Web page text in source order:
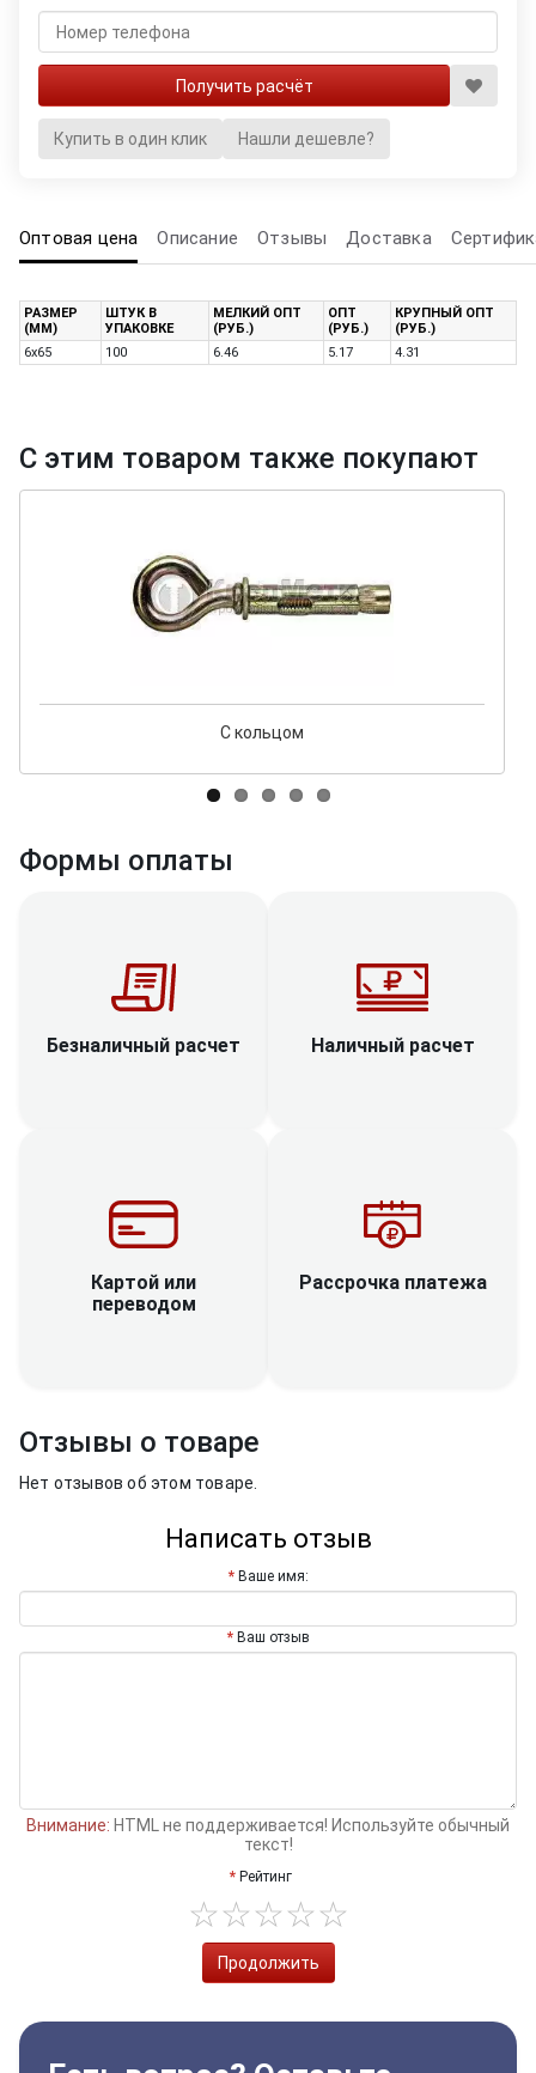
Купить в один клик Нашли дешевле?
Оптовая цена Описание Отзывы Доставка
РАЗМЕР
(ММ)
ШТУК В
УПАКОВКЕ
МЕЛКИЙ ОПТ
(РУБ.)
ОПТ
(РУБ.)
КРУПНЫЙ ОПТ
(РУБ.)
6х65
100 6.46 5.17 4.31
С этим товаром также покупают
С кольцом
Формы оплаты
Безналичный расчет Наличный расчет
Картой или
переводом
Рассрочка платежа
Отзывы о товаре
Нет отзывов об этом товаре.
Написать отзыв
Ваше имя:
Ваш отзыв
Внимание: HTML не поддерживается! Используйте обычный
текст!
Рейтинг
Продолжить